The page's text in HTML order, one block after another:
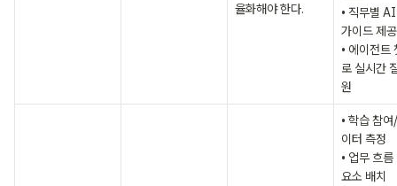
율화해야 한다.
• 직무별
가이드 제공
• 에이전트
로 실시간
원
• 학습 참
이터 측정
• 업무 흐
요소 배치